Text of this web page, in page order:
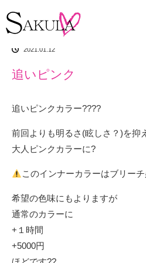
イチオシアイテム
2021.01.12
追いピンク
追いピンクカラー????
前回よりも明るさ(眩しさ？)を抑
大人ピンクカラーに?
このインナーカラーはブリー
希望の色味にもよりますが
通常のカラーに
+１時間
+5000円